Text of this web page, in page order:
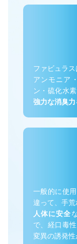
ファビュラ
アンモニア
ン・硫化水
強力な消臭力
一般的に使
違って、手荒
人体に安全
で、経口毒
変異の誘発性